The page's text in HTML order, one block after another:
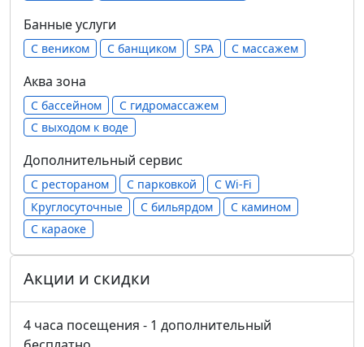
Банные услуги
С веником С банщиком SPA С массажем
Аква зона
С бассейном
С гидромассажем
С выходом к воде
Дополнительный сервис
С рестораном С парковкой
С Wi-Fi
Круглосуточные
С бильярдом
С камином
С караоке
Акции и скидки
4 часа посещения - 1 дополнительный